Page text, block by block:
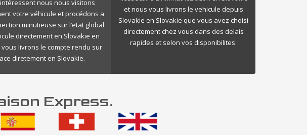
nous nous visitons
votre véhicule et procédons a
minutieuse sur l’etat global
directement en Slovakie en
vous livrons le compte rendu sur
diretement en Slovakie.
et nous vous livrons le vehicule depuis
Slovakie en Slovakie que vous avez choisi
directement chez vous dans des delais
rapides et selon vos disponibilites.
Express.